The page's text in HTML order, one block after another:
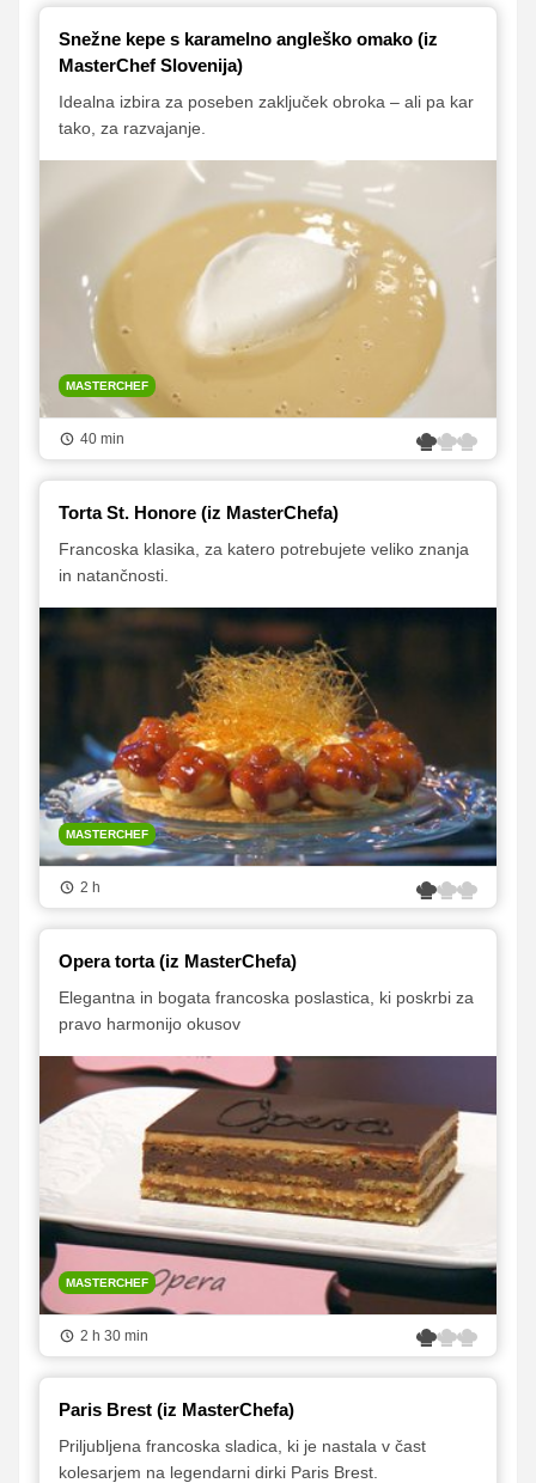
Snežne kepe s karamelno angleško omako (iz
MasterChef Slovenija)
Idealna izbira za poseben zaključek obroka – ali pa kar
tako, za razvajanje.
MASTERCHEF
40 min
Torta St. Honore (iz MasterChefa)
Francoska klasika, za katero potrebujete veliko znanja
in natančnosti.
MASTERCHEF
2 h
Opera torta (iz MasterChefa)
Elegantna in bogata francoska poslastica, ki poskrbi za
pravo harmonijo okusov
MASTERCHEF
2 h 30 min
Paris Brest (iz MasterChefa)
Priljubljena francoska sladica, ki je nastala v čast
kolesarjem na legendarni dirki Paris Brest.